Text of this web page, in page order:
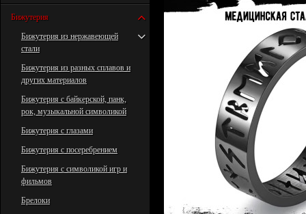
Бижутерия
Бижутерия из нержавеющей
стали
Бижутерия из разных сплавов и
других материалов
Бижутерия с байкерской, панк,
рок, музыкальной символикой
Бижутерия с глазами
Бижутерия с посеребрением
Бижутерия с символикой игр и
фильмов
Брелоки